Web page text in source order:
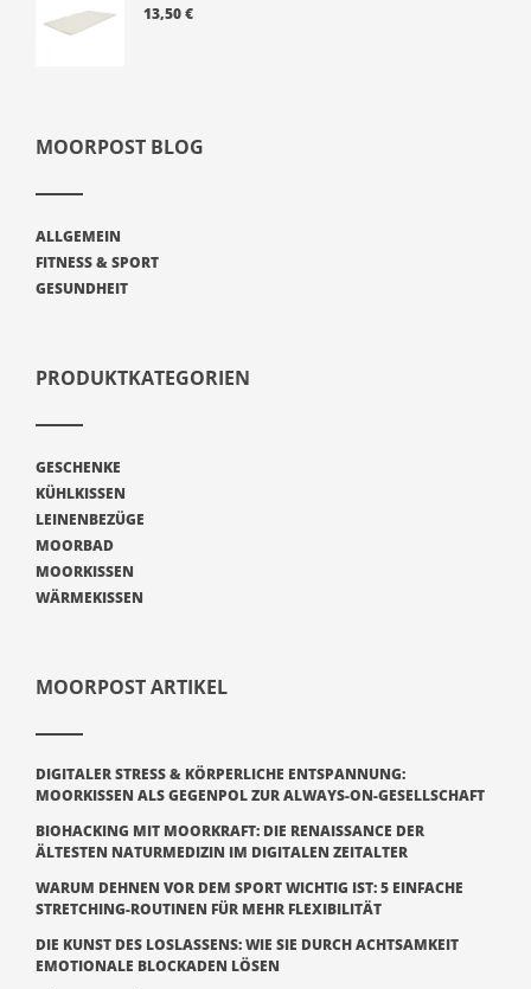
13,50€
MOORPOST BLOG
ALLGEMEIN
FITNESS & SPORT
GESUNDHEIT
PRODUKTKATEGORIEN
GESCHENKE
KÜHLKISSEN
LEINENBEZÜGE
MOORBAD
MOORKISSEN
WÄRMEKISSEN
MOORPOST ARTIKEL
DIGITALER STRESS & KÖRPERLICHE ENTSPANNUNG:
MOORKISSEN ALS GEGENPOL ZUR ALWAYS-ON-GESELLSCHAFT
BIOHACKING MIT MOORKRAFT: DIE RENAISSANCE DER
ÄLTESTEN NATURMEDIZIN IM DIGITALEN ZEITALTER
WARUM DEHNEN VOR DEM SPORT WICHTIG IST: 5 EINFACHE
STRETCHING-ROUTINEN FÜR MEHR FLEXIBILITÄT
DIE KUNST DES LOSLASSENS: WIE SIE DURCH ACHTSAMKEIT
EMOTIONALE BLOCKADEN LÖSEN